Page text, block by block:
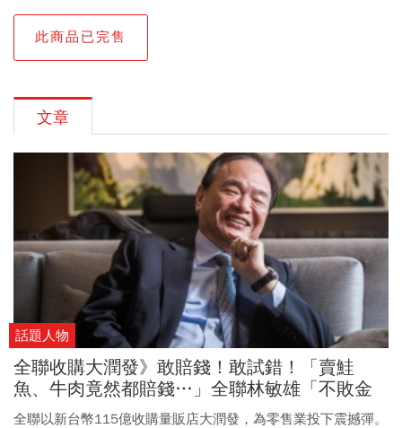
此商品已完售
文章
話題人物
全聯收購大潤發》敢賠錢！敢試錯！「賣鮭
魚、牛肉竟然都賠錢…」全聯林敏雄「不敗金
律」變身全台年賣千億最大超市
全聯以新台幣115億收購量販店大潤發，為零售業投下震撼彈。